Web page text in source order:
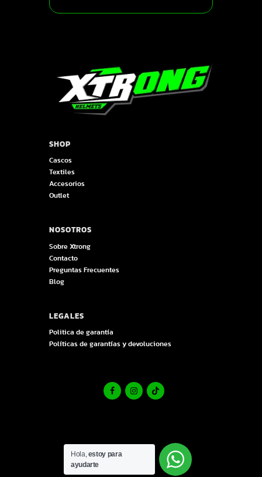
SHOP
Cascos
Textiles
Accesorios
Outlet
NOSOTROS
Sobre Xtrong
Contacto
Preguntas Frecuentes
Blog
LEGALES
Politica de garantía
Políticas de garantías y devoluciones
Hola,estoy para
ayudarte